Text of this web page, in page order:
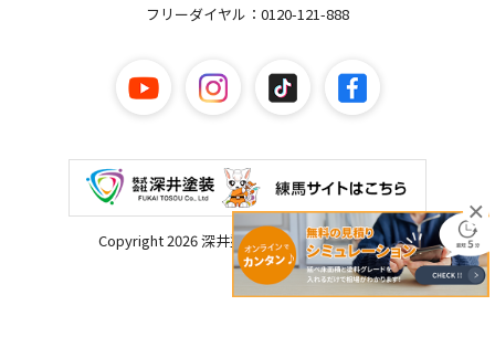
フリーダイヤル：0120-121-888
Copyright 2026 深井塗装. All Rights Reserved.